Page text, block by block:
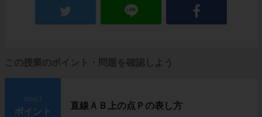
この授業のポイント・問題を確認しよう
ポイント
直線ＡＢ上の点Ｐの表し方